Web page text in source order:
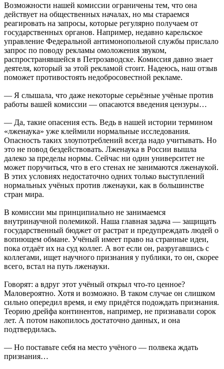
Возможности нашей комиссии ограничены тем, что она
действует на общественных началах, но мы стараемся
реагировать на запросы, которые регулярно получаем от
государственных органов. Например, недавно карельское
управление Федеральной антимонопольной службы прислало
запрос по поводу рекламы омоложения звуком,
распространявшейся в Петрозаводске. Комиссия давно знает
деятеля, который за этой рекламой стоит. Надеюсь, наш отзыв
поможет противостоять недобросовестной рекламе.
— Я слышала, что даже некоторые серьёзные учёные против
работы вашей комиссии — опасаются введения цензуры…
— Да, такие опасения есть. Ведь в нашей истории термином
«лженаука» уже клеймили нормальные исследования.
Опасность таких злоупотреблений всегда надо учитывать. Но
это не повод бездействовать. Лженаука в России вышла
далеко за пределы нормы. Сейчас ни один университет не
может поручиться, что в его стенах не занимаются лженаукой.
В этих условиях недостаточно одних только выступлений
нормальных учёных против лженауки, как в большинстве
стран мира.
В комиссии мы принципиально не занимаемся
внутринаучной полемикой. Наша главная задача — защищать
государственный бюджет от растрат и предупреждать людей о
вопиющем обмане. Учёный имеет право на странные идеи,
пока отдаёт их на суд коллег. А вот если он, разругавшись с
коллегами, ищет научного признания у публики, то он, скорее
всего, встал на путь лженауки.
Говорят: а вдруг этот учёный открыл что-то ценное?
Маловероятно. Хотя и возможно. В таком случае он слишком
сильно опередил время, и ему придётся подождать признания.
Теорию дрейфа континентов, например, не признавали сорок
лет. А потом накопилось достаточно данных, и она
подтвердилась.
— Но поставьте себя на место учёного — полвека ждать
признания…